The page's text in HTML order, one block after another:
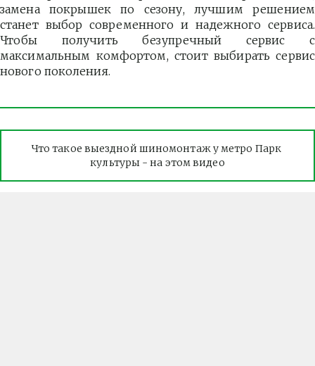
замена покрышек по сезону, лучшим решением
станет выбор современного и надежного сервиса.
Чтобы получить безупречный сервис с
максимальным комфортом, стоит выбирать сервис
нового поколения.
Что такое выездной шиномонтаж у метро Парк
культуры - на этом видео